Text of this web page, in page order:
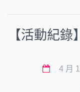
【活動紀
4 月